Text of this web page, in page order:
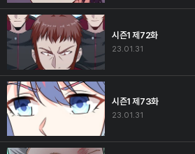
시즌1 제72화
23.01.31
시즌1 제73화
23.01.31